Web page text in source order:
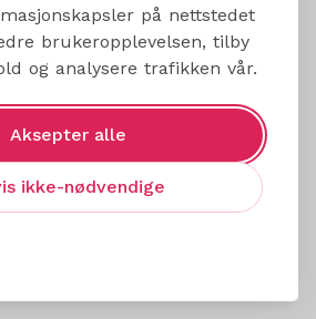
på nettstedet
brukeropplevelsen, tilby
og analysere trafikken vår.
Aksepter alle
ikke-nødvendige